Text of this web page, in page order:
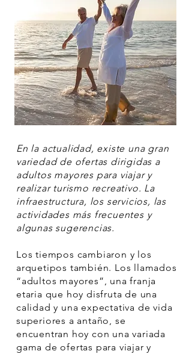
En la actualidad, existe una gran
variedad de ofertas dirigidas a
adultos mayores para viajar y
realizar turismo recreativo. La
infraestructura, los servicios, las
actividades más frecuentes y
algunas sugerencias.
Los tiempos cambiaron y los
arquetipos también. Los llamados
“adultos mayores”, una franja
etaria que hoy disfruta de una
calidad y una expectativa de vida
superiores a antaño, se
encuentran hoy con una variada
gama de ofertas para viajar y